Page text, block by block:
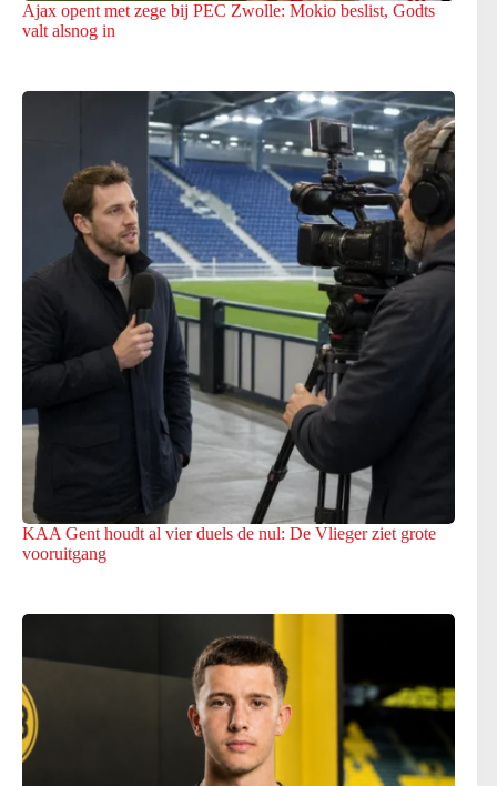
Ajax opent met zege bij PEC Zwolle: Mokio beslist, Godts
valt alsnog in
KAA Gent houdt al vier duels de nul: De Vlieger ziet grote
vooruitgang